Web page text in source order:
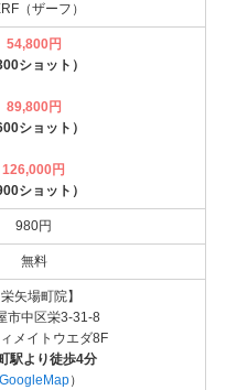
（ザーフ）
54,800円
ショット）
89,800円
ショット）
126,000円
ショット）
980円
無料
栄矢場町院】
市中区栄3-31-8
メイトウエダ8F
駅より徒歩4分
GoogleMap）